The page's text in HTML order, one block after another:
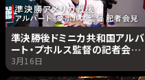
準決勝後ドミニカ共和国アルバ
ート・プホルス監督の記者会見
| 2026 ワールドベースボール
クラシック | Netflix Japan
3月16日